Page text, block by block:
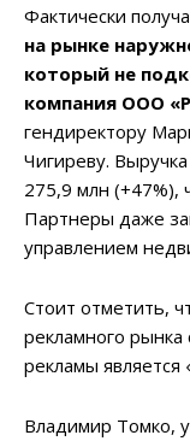
Фактически
на рынке
который не
компания ООО
гендиректору
Чигиреву.
275,9 млн (+47%),
Партнеры даже
управлением
Стоит отметить,
рекламного рынка
рекламы
Владимир Томко,